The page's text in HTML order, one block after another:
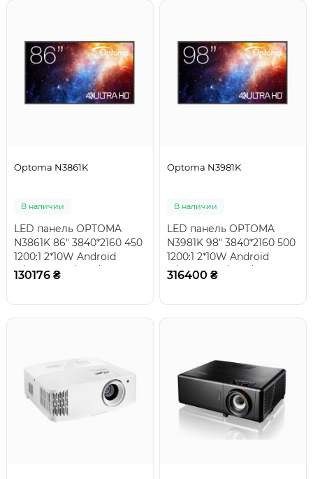
Optoma N3861K
В наличии
LED панель OPTOMA
N3861K 86" 3840*2160 450
1200:1 2*10W Android
11/Quad A55/4GB/SSD 2GB
130176 ₴
Optoma N3981K
В наличии
LED панель OPTOMA
N3981K 98" 3840*2160 500
1200:1 2*10W Android
11/Quad A55/4GB/SSD
316400 ₴